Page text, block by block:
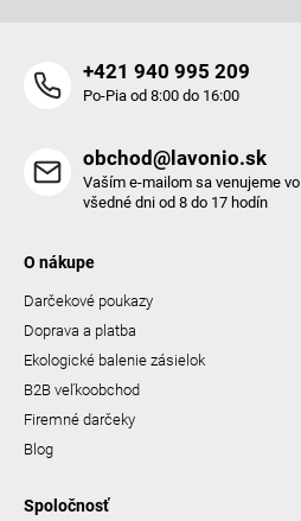
+421 940 995 209
Po-Pia od 8:00 do 16:00
obchod@lavonio.sk
Vaším e-mailom sa venujeme vo
všedné dni od 8 do 17 hodín
O nákupe
Darčekové poukazy
Doprava a platba
Ekologické balenie zásielok
B2B veľkoobchod
Firemné darčeky
Blog
Spoločnosť